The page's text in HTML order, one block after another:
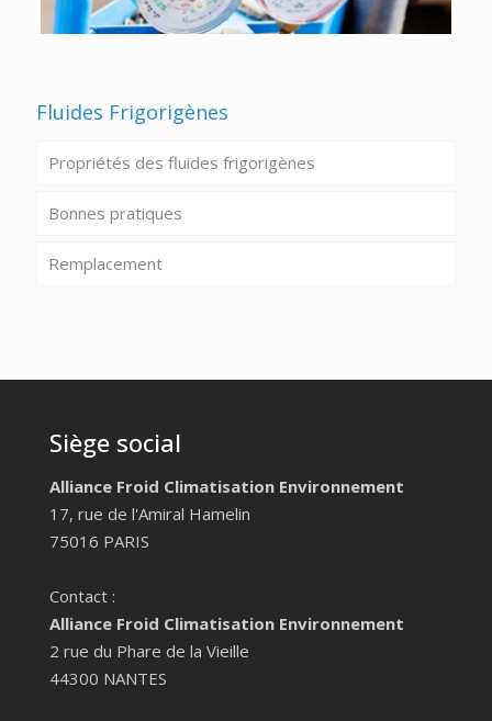
Fluides Frigorigènes
Propriétés des fluides frigorigènes
Bonnes pratiques
Remplacement
Siège social
Alliance Froid Climatisation Environnement
17, rue de l'Amiral Hamelin
75016 PARIS
Contact :
Alliance Froid Climatisation Environnement
2 rue du Phare de la Vieille
44300 NANTES